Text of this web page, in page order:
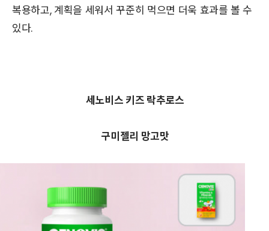
복용하고, 계획을 세워서 꾸준히 먹으면 더욱 효과를 볼 수
있다.
세노비스 키즈 락추로스
구미젤리 망고맛